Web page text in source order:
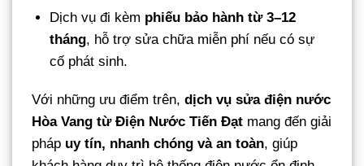
Dịch vụ đi kèm phiếu bảo hành từ 3–12
tháng, hỗ trợ sửa chữa miễn phí nếu có sự
cố phát sinh.
Với những ưu điểm trên, dịch vụ sửa điện nước
Hòa Vang từ Điện Nước Tiến Đạt mang đến giải
pháp uy tín, nhanh chóng và an toàn, giúp